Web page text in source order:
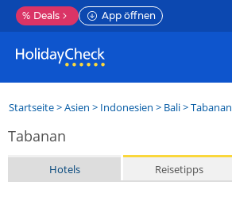
% Deals App öffnen
Startseite>Asien > Indonesien > Bali>Tabanan
Tabanan
Hotels Reisetipps